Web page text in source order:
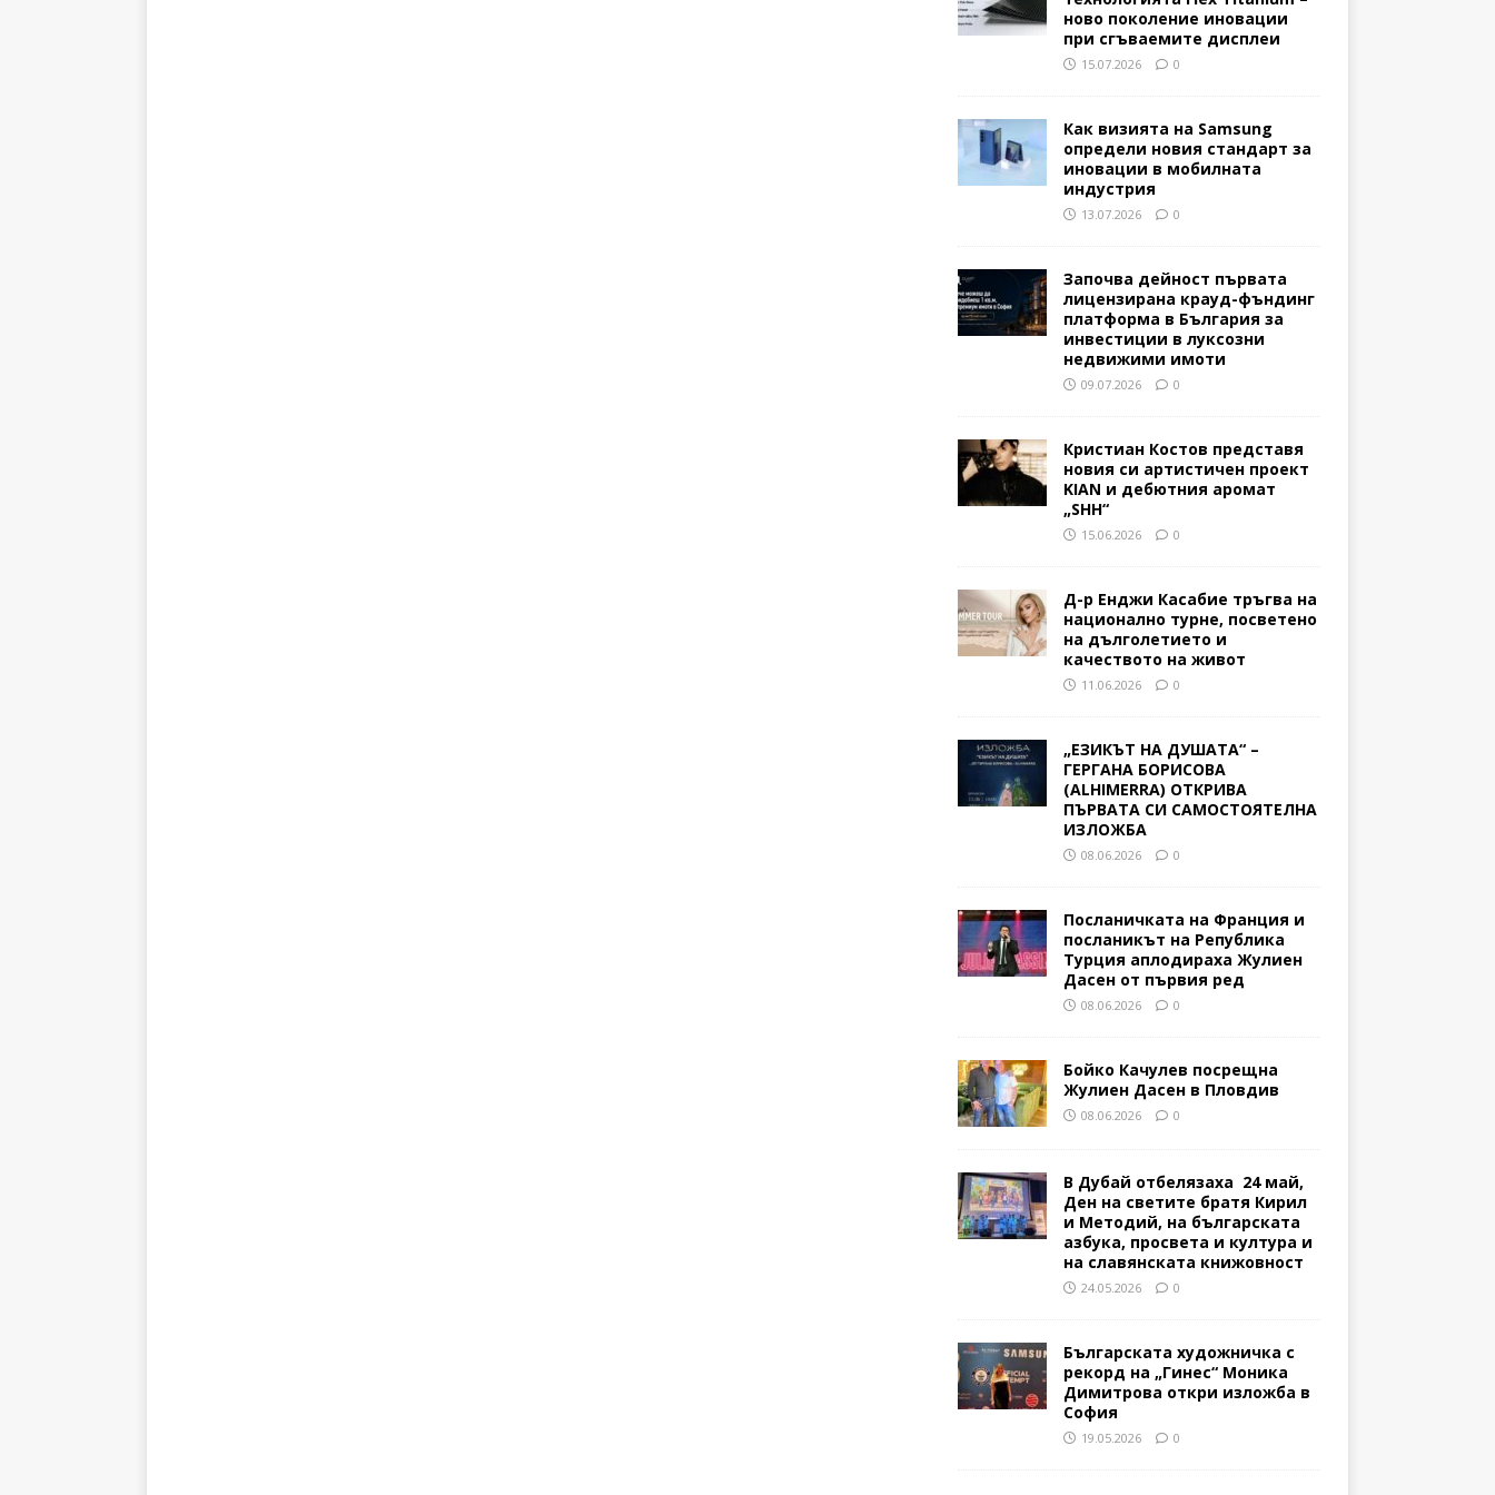
ново поколение иновации
при сгъваемите дисплеи
15.07.2026 0
Как визията на Samsung
определи новия стандарт за
иновации в мобилната
индустрия
13.07.2026 0
Започва дейност първата
лицензирана крауд-фъндинг
платформа в България за
инвестиции в луксозни
недвижими имоти
09.07.2026 0
Кристиан Костов представя
новия си артистичен проект
KIAN и дебютния аромат
„SHH“
15.06.2026 0
Д-р Енджи Касабие тръгва на
национално турне, посветено
на дълголетието и
качеството на живот
11.06.2026 0
„ЕЗИКЪТ НА ДУШАТА“ –
ГЕРГАНА БОРИСОВА
(ALHIMERRA) ОТКРИВА
ПЪРВАТА СИ САМОСТОЯТЕЛНА
ИЗЛОЖБА
08.06.2026 0
Посланичката на Франция и
посланикът на Република
Турция аплодираха Жулиен
Дасен от първия ред
08.06.2026 0
Бойко Качулев посрещна
Жулиен Дасен в Пловдив
08.06.2026 0
В Дубай отбелязаха 24 май,
Ден на светите братя Кирил
и Методий, на българската
азбука, просвета и култура и
на славянската книжовност
24.05.2026 0
Българската художничка с
рекорд на „Гинес“ Моника
Димитрова откри изложба в
София
19.05.2026 0